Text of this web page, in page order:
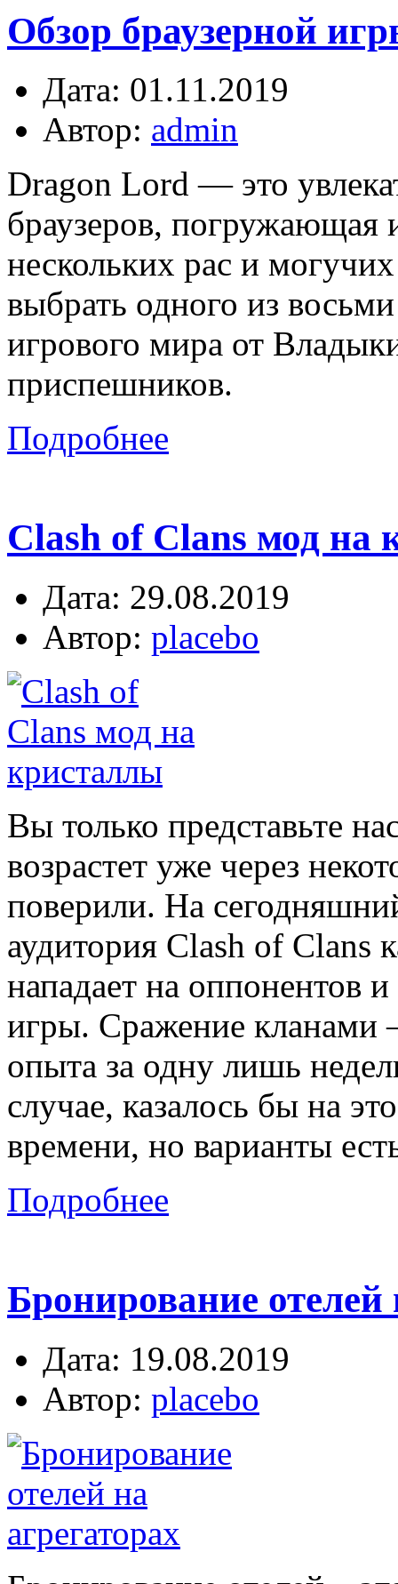
Обзор браузерной
Дата: 01.11.2019
Автор: admin
Dragon Lord — это
браузеров, погружающая
нескольких рас и
выбрать одного из
игрового мира от
приспешников.
Подробнее
Clash of Clans мод на
Дата: 29.08.2019
Автор: placebo
Вы только представьте
возрастет уже через
поверили. На
аудитория Clash of Clans
нападает на оппонентов
игры. Сражение кланами
опыта за одну лишь
случае, казалось бы на
времени, но варианты
Подробнее
Бронирование отелей
Дата: 19.08.2019
Автор: placebo